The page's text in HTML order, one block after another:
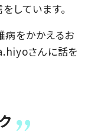
しています。
病をかかえるお
さんに話を